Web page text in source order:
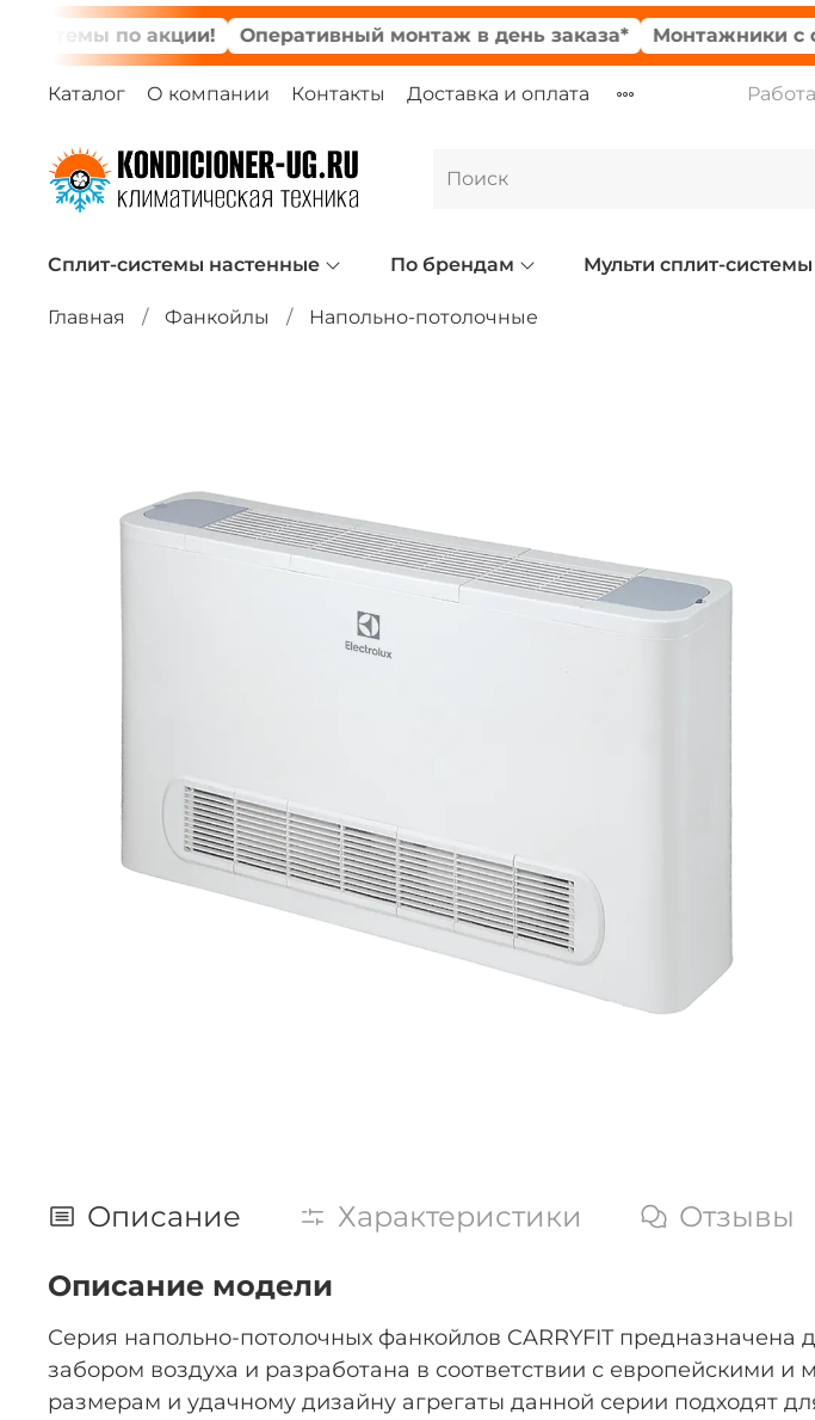
по акции! Оперативный монтаж в день заказа* Монтажники с
Каталог О компании Контакты Доставка и оплата
Сплит-системы настенные По брендам Мульти сплит-системы
Главная Фанкойлы Напольно-потолочные
Описание Характеристики
Отзывы
Описание модели
Серия напольно-потолочных фанкойлов CARRYFIT
забором воздуха и разработана в соответствии с
размерам и удачному дизайну агрегаты данной серии подходят